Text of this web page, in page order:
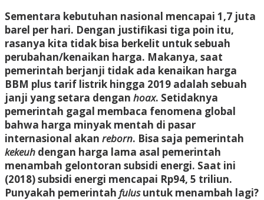
Sementara kebutuhan nasional mencapai 1,7 juta
barel per hari. Dengan justifikasi tiga poin itu,
rasanya kita tidak bisa berkelit untuk sebuah
perubahan/kenaikan harga. Makanya, saat
pemerintah berjanji tidak ada kenaikan harga
BBM plus tarif listrik hingga 2019 adalah sebuah
janji yang setara dengan hoax. Setidaknya
pemerintah gagal membaca fenomena global
bahwa harga minyak mentah di pasar
internasional akan reborn. Bisa saja pemerintah
kekeuh dengan harga lama asal pemerintah
menambah gelontoran subsidi energi. Saat ini
(2018) subsidi energi mencapai Rp94, 5 triliun.
Punyakah pemerintah fulusuntuk menambah lagi?